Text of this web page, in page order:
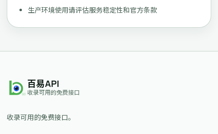
生产环境使用请评估服务稳定性和官方条款
百易API
收录可用的免费接口
收录可用的免费接口。